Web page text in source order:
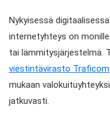
Nykyisessä
internetyhteys on
tai lämmitysjärjestelmä.
viestintävirasto Traficom
mukaan
jatkuvasti.